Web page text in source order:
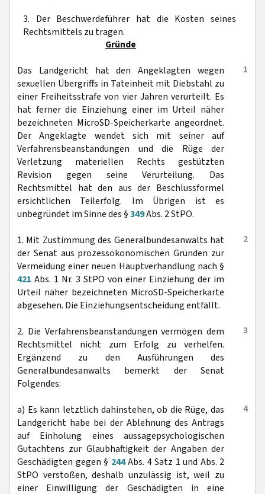
3. Der Beschwerdeführer hat die Kosten seines
Rechtsmittels zu tragen.
Gründe
1
Das Landgericht hat den Angeklagten wegen
sexuellen Übergriffs in Tateinheit mit Diebstahl zu
einer Freiheitsstrafe von vier Jahren verurteilt. Es
hat ferner die Einziehung einer im Urteil näher
bezeichneten MicroSD-Speicherkarte angeordnet.
Der Angeklagte wendet sich mit seiner auf
Verfahrensbeanstandungen und die Rüge der
Verletzung materiellen Rechts gestützten
Revision gegen seine Verurteilung. Das
Rechtsmittel hat den aus der Beschlussformel
ersichtlichen Teilerfolg. Im Übrigen ist es
unbegründet im Sinne des §349Abs. 2 StPO.
2
1. Mit Zustimmung des Generalbundesanwalts hat
der Senat aus prozessökonomischen Gründen zur
Vermeidung einer neuen Hauptverhandlung nach §
421 Abs. 1 Nr. 3 StPO von einer Einziehung der im
Urteil näher bezeichneten MicroSD-Speicherkarte
abgesehen. Die Einziehungsentscheidung entfällt.
3
2. Die Verfahrensbeanstandungen vermögen dem
Rechtsmittel nicht zum Erfolg zu verhelfen.
Ergänzend zu den Ausführungen des
Generalbundesanwalts bemerkt der Senat
Folgendes:
4
a) Es kann letztlich dahinstehen, ob die Rüge, das
Landgericht habe bei der Ablehnung des Antrags
auf Einholung eines aussagepsychologischen
Gutachtens zur Glaubhaftigkeit der Angaben der
Geschädigten gegen § 244Abs. 4 Satz 1 und Abs. 2
StPO verstoßen, deshalb unzulässig ist, weil zu
einer Einwilligung der Geschädigten in eine